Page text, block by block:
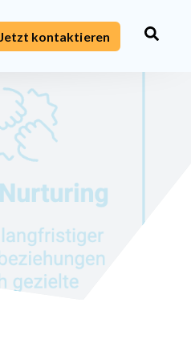
Jetzt kontaktieren